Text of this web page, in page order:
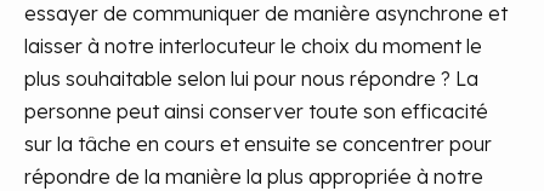
essayer de communiquer de manière asynchrone et
laisser à notre interlocuteur le choix du moment le
plus souhaitable selon lui pour nous répondre ? La
personne peut ainsi conserver toute son efficacité
sur la tâche en cours et ensuite se concentrer pour
répondre de la manière la plus appropriée à notre